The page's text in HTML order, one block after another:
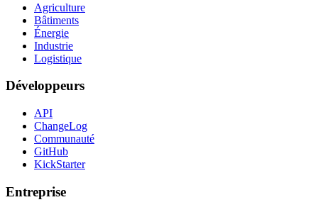
Agriculture
Bâtiments
Énergie
Industrie
Logistique
Développeurs
API
ChangeLog
Communauté
GitHub
KickStarter
Entreprise